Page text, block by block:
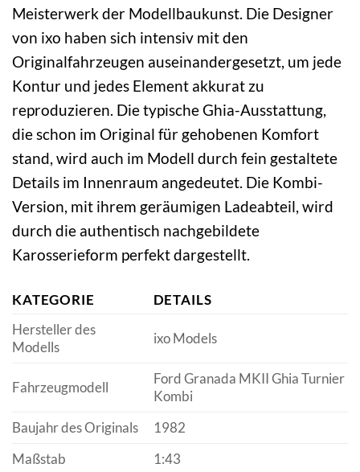
Meisterwerk der Modellbaukunst. Die Designer
von ixo haben sich intensiv mit den
Originalfahrzeugen auseinandergesetzt, um jede
Kontur und jedes Element akkurat zu
reproduzieren. Die typische Ghia-Ausstattung,
die schon im Original für gehobenen Komfort
stand, wird auch im Modell durch fein gestaltete
Details im Innenraum angedeutet. Die Kombi-
Version, mit ihrem geräumigen Ladeabteil, wird
durch die authentisch nachgebildete
Karosserieform perfekt dargestellt.
KATEGORIE
DETAILS
Hersteller des
Modells
ixo Models
Fahrzeugmodell
Ford Granada MKII Ghia Turnier
Kombi
Baujahr des Originals
1982
Maßstab
1:43